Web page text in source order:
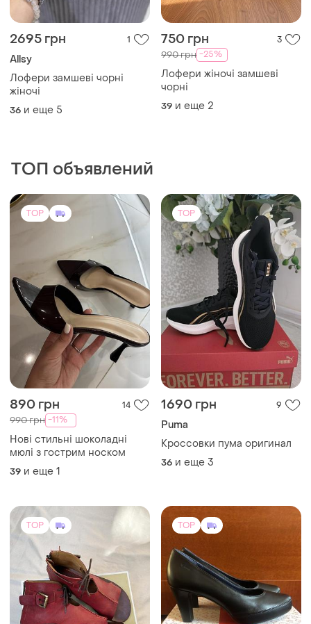
2695 грн 1
Allsy
Лофери замшеві чорні
жіночі
36 и еще 5
750 грн 3
990 грн -25%
Лофери жіночі замшеві
чорні
39 и еще 2
ТОП объявлений
TOP
890 грн 14
990 грн -11%
Нові стильні шоколадні
мюлі з гострим носком
39 и еще 1
TOP
1690 грн 9
Puma
Кроссовки пума оригинал
36 и еще 3
TOP TOP